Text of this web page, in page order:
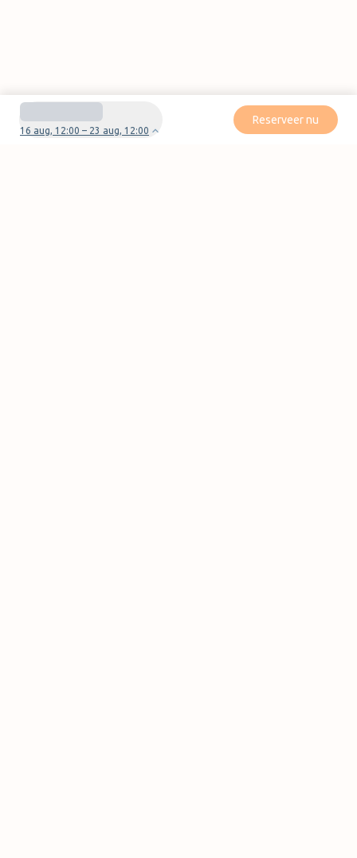
16 aug, 12:00 – 23 aug, 12:00
Reserveer nu